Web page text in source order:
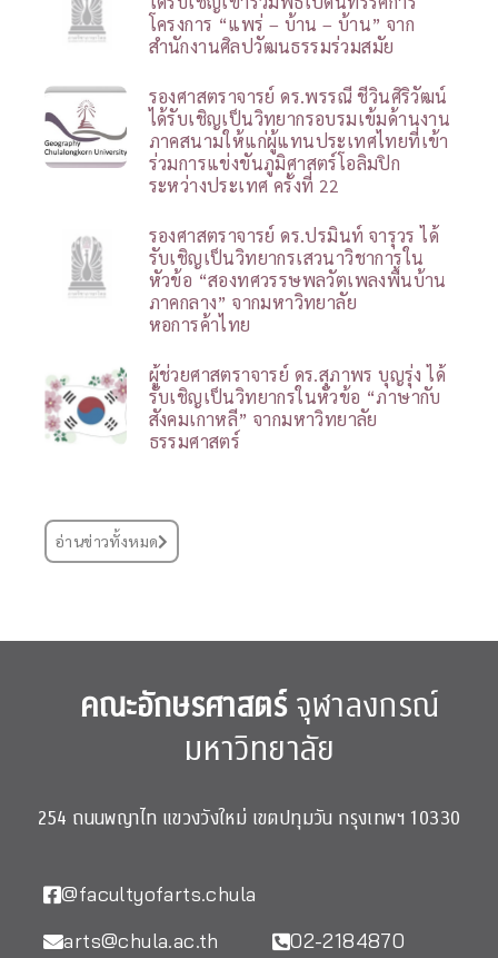
โครงการ “แพร่ – บ้าน – บ้าน” จาก
สำนักงานศิลปวัฒนธรรมร่วมสมัย
รองศาสตราจารย์ ดร.พรรณี ชีวินศิริวัฒน์
ได้รับเชิญเป็นวิทยากรอบรมเข้มด้านงาน
ภาคสนามให้แก่ผู้แทนประเทศไทยที่เข้า
ร่วมการแข่งขันภูมิศาสตร์โอลิมปิก
ระหว่างประเทศ ครั้งที่ 22
รองศาสตราจารย์ ดร.ปรมินท์ จารุวร ได้
รับเชิญเป็นวิทยากรเสวนาวิชาการใน
หัวข้อ “สองทศวรรษพลวัตเพลงพื้นบ้าน
ภาคกลาง” จากมหาวิทยาลัย
หอการค้าไทย
ผู้ช่วยศาสตราจารย์ ดร.สุภาพร บุญรุ่ง ได้
รับเชิญเป็นวิทยากรในหัวข้อ “ภาษากับ
สังคมเกาหลี” จากมหาวิทยาลัย
ธรรมศาสตร์
อ่านข่าวทั้งหมด
คณะอักษรศาสตร์จุฬาลงกรณ์
มหาวิทยาลัย
254 ถนนพญาไท แขวงวังใหม่ เขตปทุมวัน กรุงเทพฯ 10330
@facultyofarts.chula
arts@chula.ac.th
02-2184870